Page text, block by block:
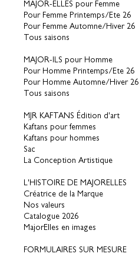
MAJOR-ELLES pour Femme
Pour Femme Printemps/Ete 26
Pour Femme Automne/Hiver 26
Tous saisons
MAJOR-ILS pour Homme
Pour Homme Printemps/Ete 26
Pour Homme Automne/Hiver 26
Tous saisons
MJR KAFTANS Édition d'art
Kaftans pour femmes
Kaftans pour hommes
Sac
La Conception Artistique
L'HISTOIRE DE MAJORELLES
Créatrice de la Marque
Nos valeurs
Catalogue 2026
MajorElles en images
FORMULAIRES SUR MESURE